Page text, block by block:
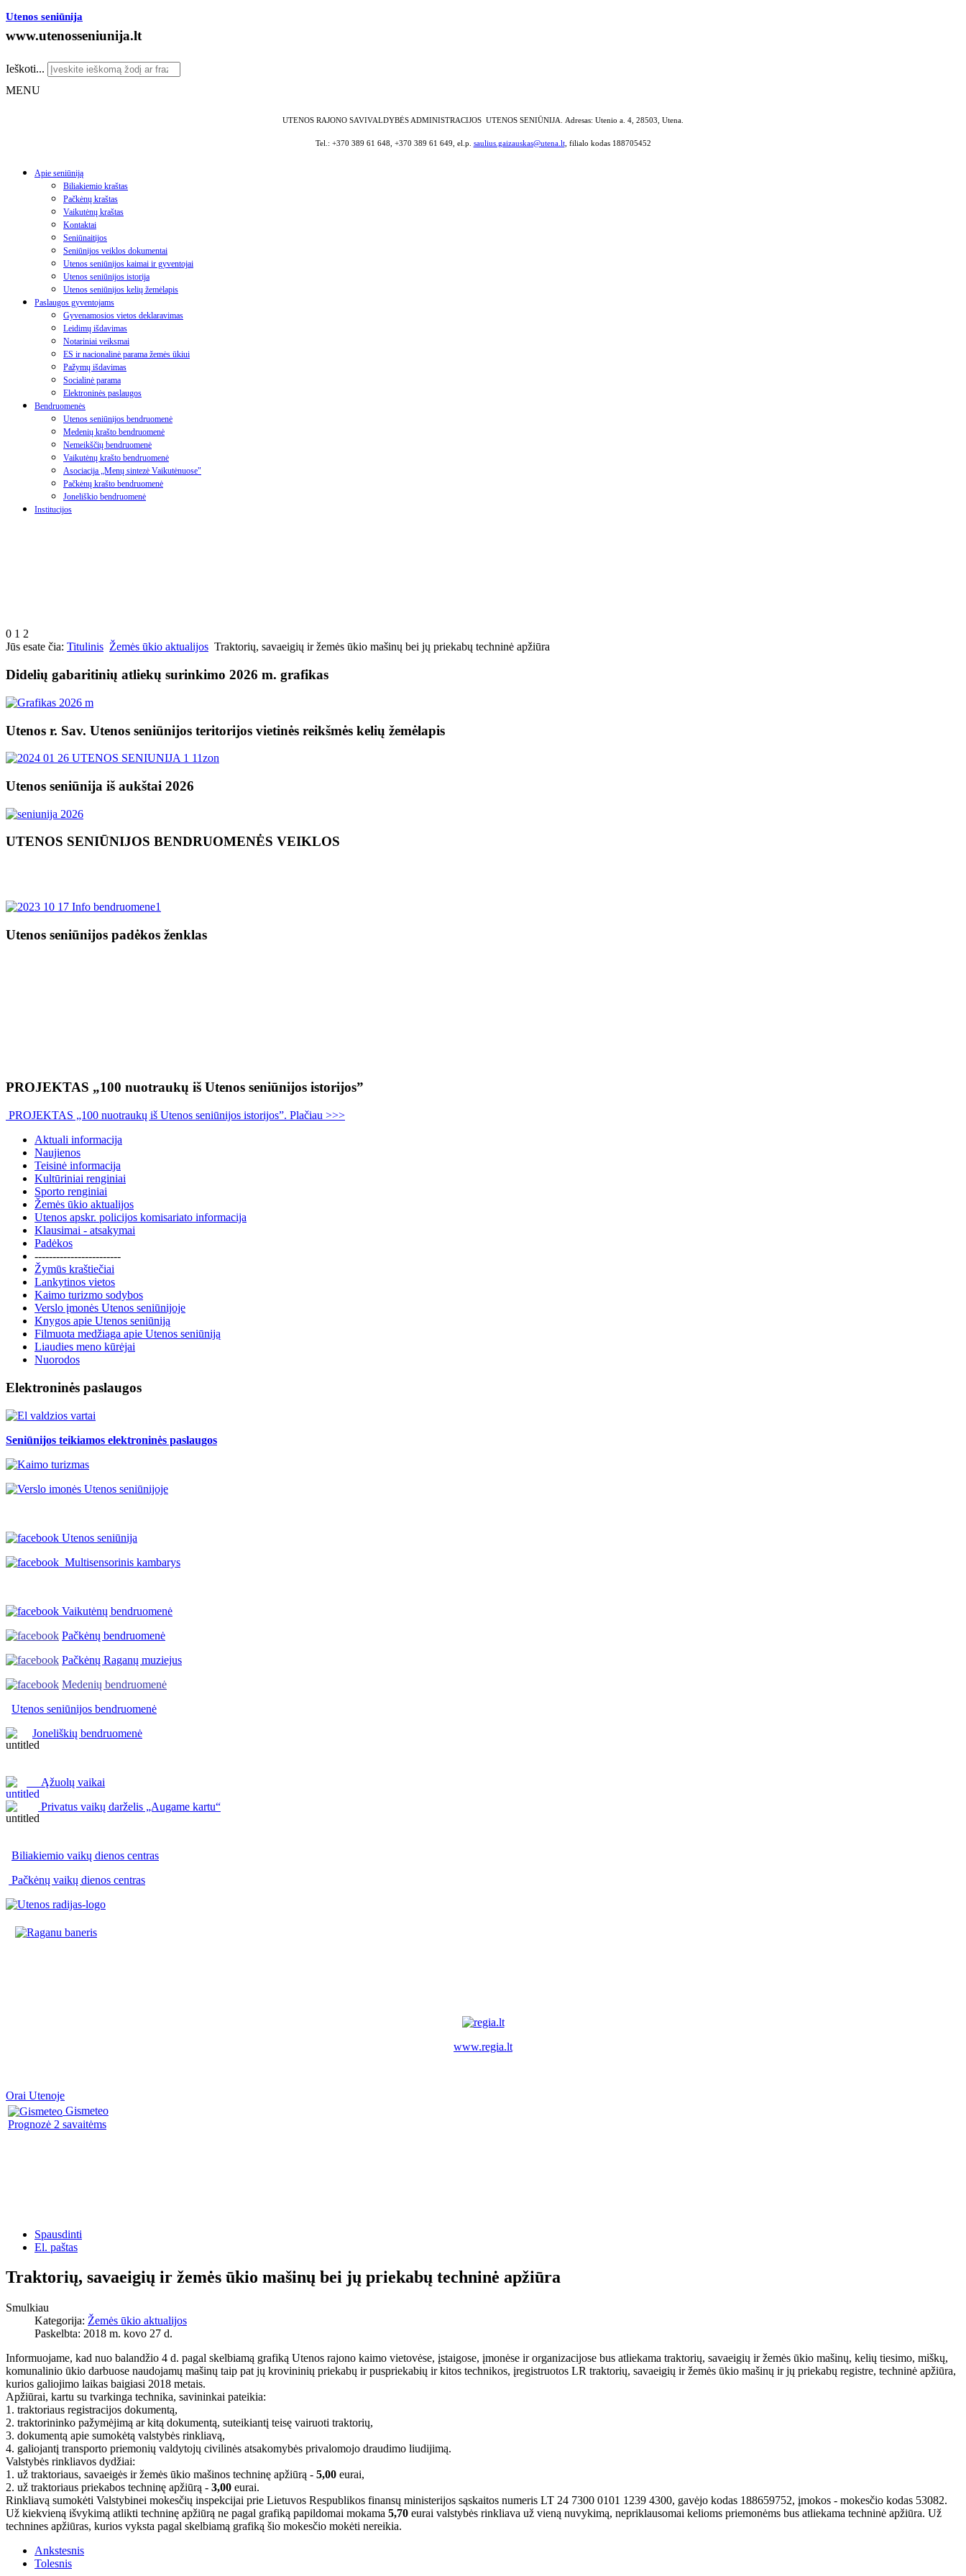
Utenos seniūnija
www.utenosseniunija.lt
Ieškoti...
MENU
UTENOS RAJONO SAVIVALDYBĖS ADMINISTRACIJOS UTENOS SENIŪNIJA. Adresas: Utenio a. 4, 28503, Utena.
Tel.: +370 389 61 648, +370 389 61 649, el.p. saulius.gaizauskas@utena.lt, filialo kodas 188705452
Apie seniūniją
Biliakiemio kraštas
Pačkėnų kraštas
Vaikutėnų kraštas
Kontaktai
Seniūnaitijos
Seniūnijos veiklos dokumentai
Utenos seniūnijos kaimai ir gyventojai
Utenos seniūnijos istorija
Utenos seniūnijos kelių žemėlapis
Paslaugos gyventojams
Gyvenamosios vietos deklaravimas
Leidimų išdavimas
Notariniai veiksmai
ES ir nacionalinė parama žemės ūkiui
Pažymų išdavimas
Socialinė parama
Elektroninės paslaugos
Bendruomenės
Utenos seniūnijos bendruomenė
Medenių krašto bendruomenė
Nemeikščių bendruomenė
Vaikutėnų krašto bendruomenė
Asociacija „Menų sintezė Vaikutėnuose"
Pačkėnų krašto bendruomenė
Joneliškio bendruomenė
Institucijos
0 1 2
Jūs esate čia: Titulinis Žemės ūkio aktualijos Traktorių, savaeigių ir žemės ūkio mašinų bei jų priekabų techninė apžiūra
Didelių gabaritinių atliekų surinkimo 2026 m. grafikas
Utenos r. Sav. Utenos seniūnijos teritorijos vietinės reikšmės kelių žemėlapis
Utenos seniūnija iš aukštai 2026
UTENOS SENIŪNIJOS BENDRUOMENĖS VEIKLOS
Utenos seniūnijos padėkos ženklas
PROJEKTAS „100 nuotraukų iš Utenos seniūnijos istorijos”
PROJEKTAS „100 nuotraukų iš Utenos seniūnijos istorijos”. Plačiau >>>
Aktuali informacija
Naujienos
Teisinė informacija
Kultūriniai renginiai
Sporto renginiai
Žemės ūkio aktualijos
Utenos apskr. policijos komisariato informacija
Klausimai - atsakymai
Padėkos
------------------------
Žymūs kraštiečiai
Lankytinos vietos
Kaimo turizmo sodybos
Verslo įmonės Utenos seniūnijoje
Knygos apie Utenos seniūniją
Filmuota medžiaga apie Utenos seniūniją
Liaudies meno kūrėjai
Nuorodos
Elektroninės paslaugos
Seniūnijos teikiamos elektroninės paslaugos
Utenos seniūnija
Multisensorinis kambarys
Vaikutėnų bendruomenė
Pačkėnų bendruomenė
Pačkėnų Raganų muziejus
Medenių bendruomenė
Utenos seniūnijos bendruomenė
Joneliškių bendruomenė
Ąžuolų vaikai
Privatus vaikų darželis „Augame kartu“
Biliakiemio vaikų dienos centras
Pačkėnų vaikų dienos centras
www.regia.lt
Orai Utenoje
Gismeteo
Prognozė 2 savaitėms
Spausdinti
El. paštas
Traktorių, savaeigių ir žemės ūkio mašinų bei jų priekabų techninė apžiūra
Smulkiau
Kategorija: Žemės ūkio aktualijos
Paskelbta: 2018 m. kovo 27 d.
Informuojame, kad nuo balandžio 4 d. pagal skelbiamą grafiką Utenos rajono kaimo vietovėse, įstaigose, įmonėse ir organizacijose bus atliekama traktorių, savaeigių ir žemės ūkio mašinų, kelių tiesimo, miškų,
komunalinio ūkio darbuose naudojamų mašinų taip pat jų krovininių priekabų ir puspriekabių ir kitos technikos, įregistruotos LR traktorių, savaeigių ir žemės ūkio mašinų ir jų priekabų registre, techninė apžiūra,
kurios galiojimo laikas baigiasi 2018 metais.
Apžiūrai, kartu su tvarkinga technika, savininkai pateikia:
1. traktoriaus registracijos dokumentą,
2. traktorininko pažymėjimą ar kitą dokumentą, suteikiantį teisę vairuoti traktorių,
3. dokumentą apie sumokėtą valstybės rinkliavą,
4. galiojantį transporto priemonių valdytojų civilinės atsakomybės privalomojo draudimo liudijimą.
Valstybės rinkliavos dydžiai:
1. už traktoriaus, savaeigės ir žemės ūkio mašinos techninę apžiūrą - 5,00 eurai,
2. už traktoriaus priekabos techninę apžiūrą - 3,00 eurai.
Rinkliavą sumokėti Valstybinei mokesčių inspekcijai prie Lietuvos Respublikos finansų ministerijos sąskaitos numeris LT 24 7300 0101 1239 4300, gavėjo kodas 188659752, įmokos - mokesčio kodas 53082.
Už kiekvieną išvykimą atlikti techninę apžiūrą ne pagal grafiką papildomai mokama 5,70 eurai valstybės rinkliava už vieną nuvykimą, nepriklausomai kelioms priemonėms bus atliekama techninė apžiūra. Už
technines apžiūras, kurios vyksta pagal skelbiamą grafiką šio mokesčio mokėti nereikia.
Ankstesnis
Tolesnis